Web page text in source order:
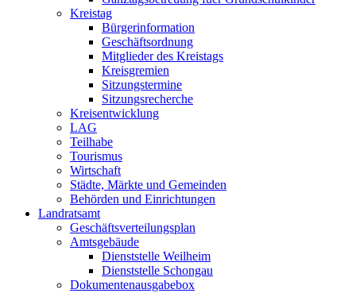
Kreistag
Bürgerinformation
Geschäftsordnung
Mitglieder des Kreistags
Kreisgremien
Sitzungstermine
Sitzungsrecherche
Kreisentwicklung
LAG
Teilhabe
Tourismus
Wirtschaft
Städte, Märkte und Gemeinden
Behörden und Einrichtungen
Landratsamt
Geschäftsverteilungsplan
Amtsgebäude
Dienststelle Weilheim
Dienststelle Schongau
Dokumentenausgabebox